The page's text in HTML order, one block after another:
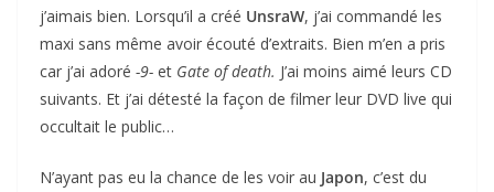
j’aimais bien. Lorsqu’il a créé UnsraW, j’ai commandé les
maxi sans même avoir écouté d’extraits. Bien m’en a pris
car j’ai adoré -9- et Gate of death. J’ai moins aimé leurs CD
suivants. Et j’ai détesté la façon de filmer leur DVD live qui
occultait le public…
N’ayant pas eu la chance de les voir au Japon, c’est du